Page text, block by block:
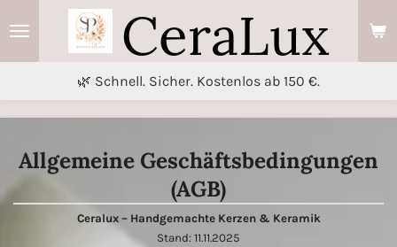
Hauptinhalt
CeraLux
🌿 Schnell. Sicher. Kostenlos ab 150 €.
Allgemeine Geschäftsbedingungen
(AGB)
Ceralux – Handgemachte Kerzen & Keramik
Stand: 11.11.2025